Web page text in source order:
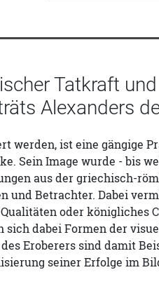
Tatkraft
Alexanders
werden, ist eine gängige
Sein Image wurde - bis
aus der griechisch-
und Betrachter. Dabei
oder königliches
sich dabei Formen der
Eroberers sind damit
seiner Erfolge im